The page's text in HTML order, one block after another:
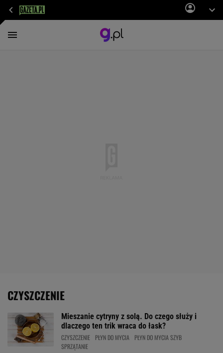
CZYSZCZENIE
Mieszanie cytryny z solą. Do czego służy i
dlaczego ten trik wraca do łask?
CZYSZCZENIE PŁYN DO MYCIA
PŁYN DO MYCIA SZYB
SPRZĄTANIE